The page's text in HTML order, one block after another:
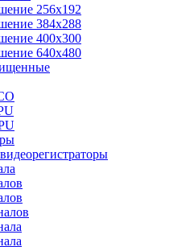
256x192
384х288
400x300
640х480